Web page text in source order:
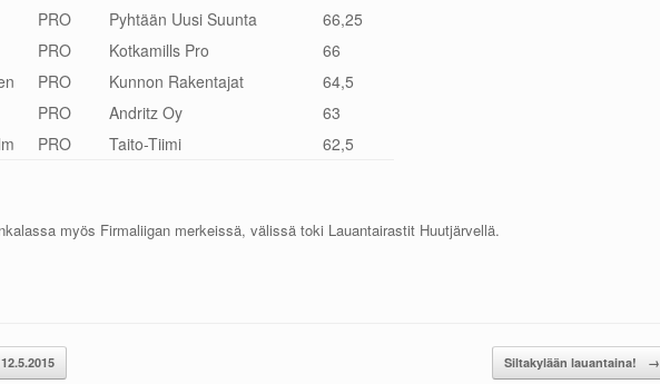
PRO Pyhtään Uusi Suunta
66,25
PRO Kotkamills Pro
66
PRO Kunnon Rakentajat
64,5
PRO Andritz Oy
63
PRO Taito-Tiimi 62,5
myös Firmaliigan merkeissä, välissä toki Lauantairastit Huutjärvellä.
Siltakylään lauantaina! →